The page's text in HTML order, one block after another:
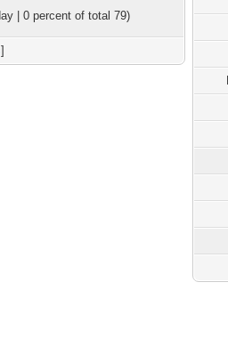
| 0 percent of total 79)
]